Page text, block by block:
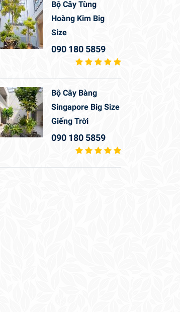
Bộ Cây Tùng
Hoàng Kim Big
Size
090 180 5859
Bộ Cây Bàng
Singapore Big Size
Giếng Trời
090 180 5859